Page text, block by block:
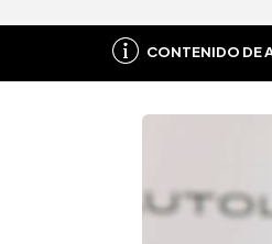
CONTENIDO DE